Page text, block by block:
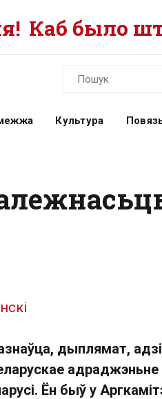
Каб было
Культура
дыплямат,
адраджэньне
Ён быў у